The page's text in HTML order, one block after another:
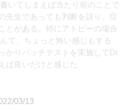
いてしまえば当たり前のことで
先生であっても判断を誤り、症
とがある。特にアトピーの場合
て、ちょっと怖い感じもする
かりパッチテストを実施してDr
ば良いだけと感じた
03/13